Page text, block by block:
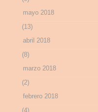
mayo 2018
(13)
abril 2018
(8)
marzo 2018
(2)
febrero 2018
(4)